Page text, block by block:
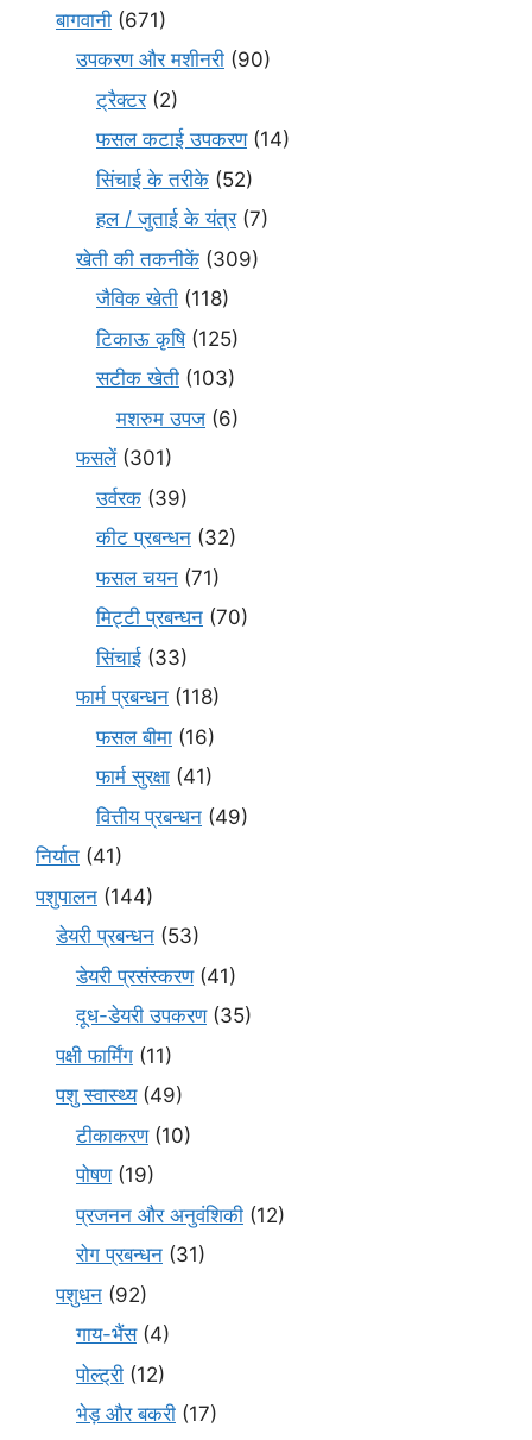
बागवानी (671)
उपकरण और मशीनरी (90)
ट्रैक्टर(2)
फसल कटाई उपकरण(14)
सिंचाई के तरीके (52)
हल / जुताई के यंत्र(7)
खेती की तकनीकें (309)
जैविक खेती (118)
टिकाऊ कृषि(125)
सटीक खेती (103)
मशरुम उपज (6)
फसलें(301)
उर्वरक (39)
कीट प्रबन्धन (32)
फसल चयन (71)
मि‌ट्टी प्रबन्धन (70)
सिंचाई (33)
फार्म प्रबन्धन (118)
फसल बीमा (16)
फार्म सुरक्षा (41)
वित्तीय प्रबन्धन (49)
निर्यात (41)
पशुपालन (144)
डेयरी प्रबन्धन (53)
डेयरी प्रसंस्करण(41)
दूध-डेयरी उपकरण(35)
पक्षी फार्मिंग (11)
पशु स्वास्थ्य(49)
टीकाकरण(10)
पोषण(19)
प्रजनन और अनुवंशिकी (12)
रोग प्रबन्धन (31)
पशुधन (92)
गाय-भैंस(4)
पोल्ट्री (12)
भेड़ और बकरी (17)